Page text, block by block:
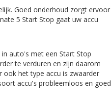
Goed onderhoud zorgt ervoor
5 Start Stop gaat uw accu
auto's met een Start Stop
te verduren en zijn daarom
ook het type accu is zwaarder
accu's probleemloos en goed